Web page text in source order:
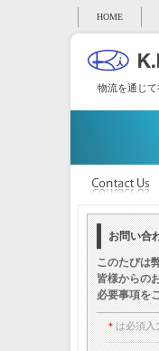
HOME
物流を通じて
お問い合
このたびは
皆様からの
必要事項を
＊は必須入